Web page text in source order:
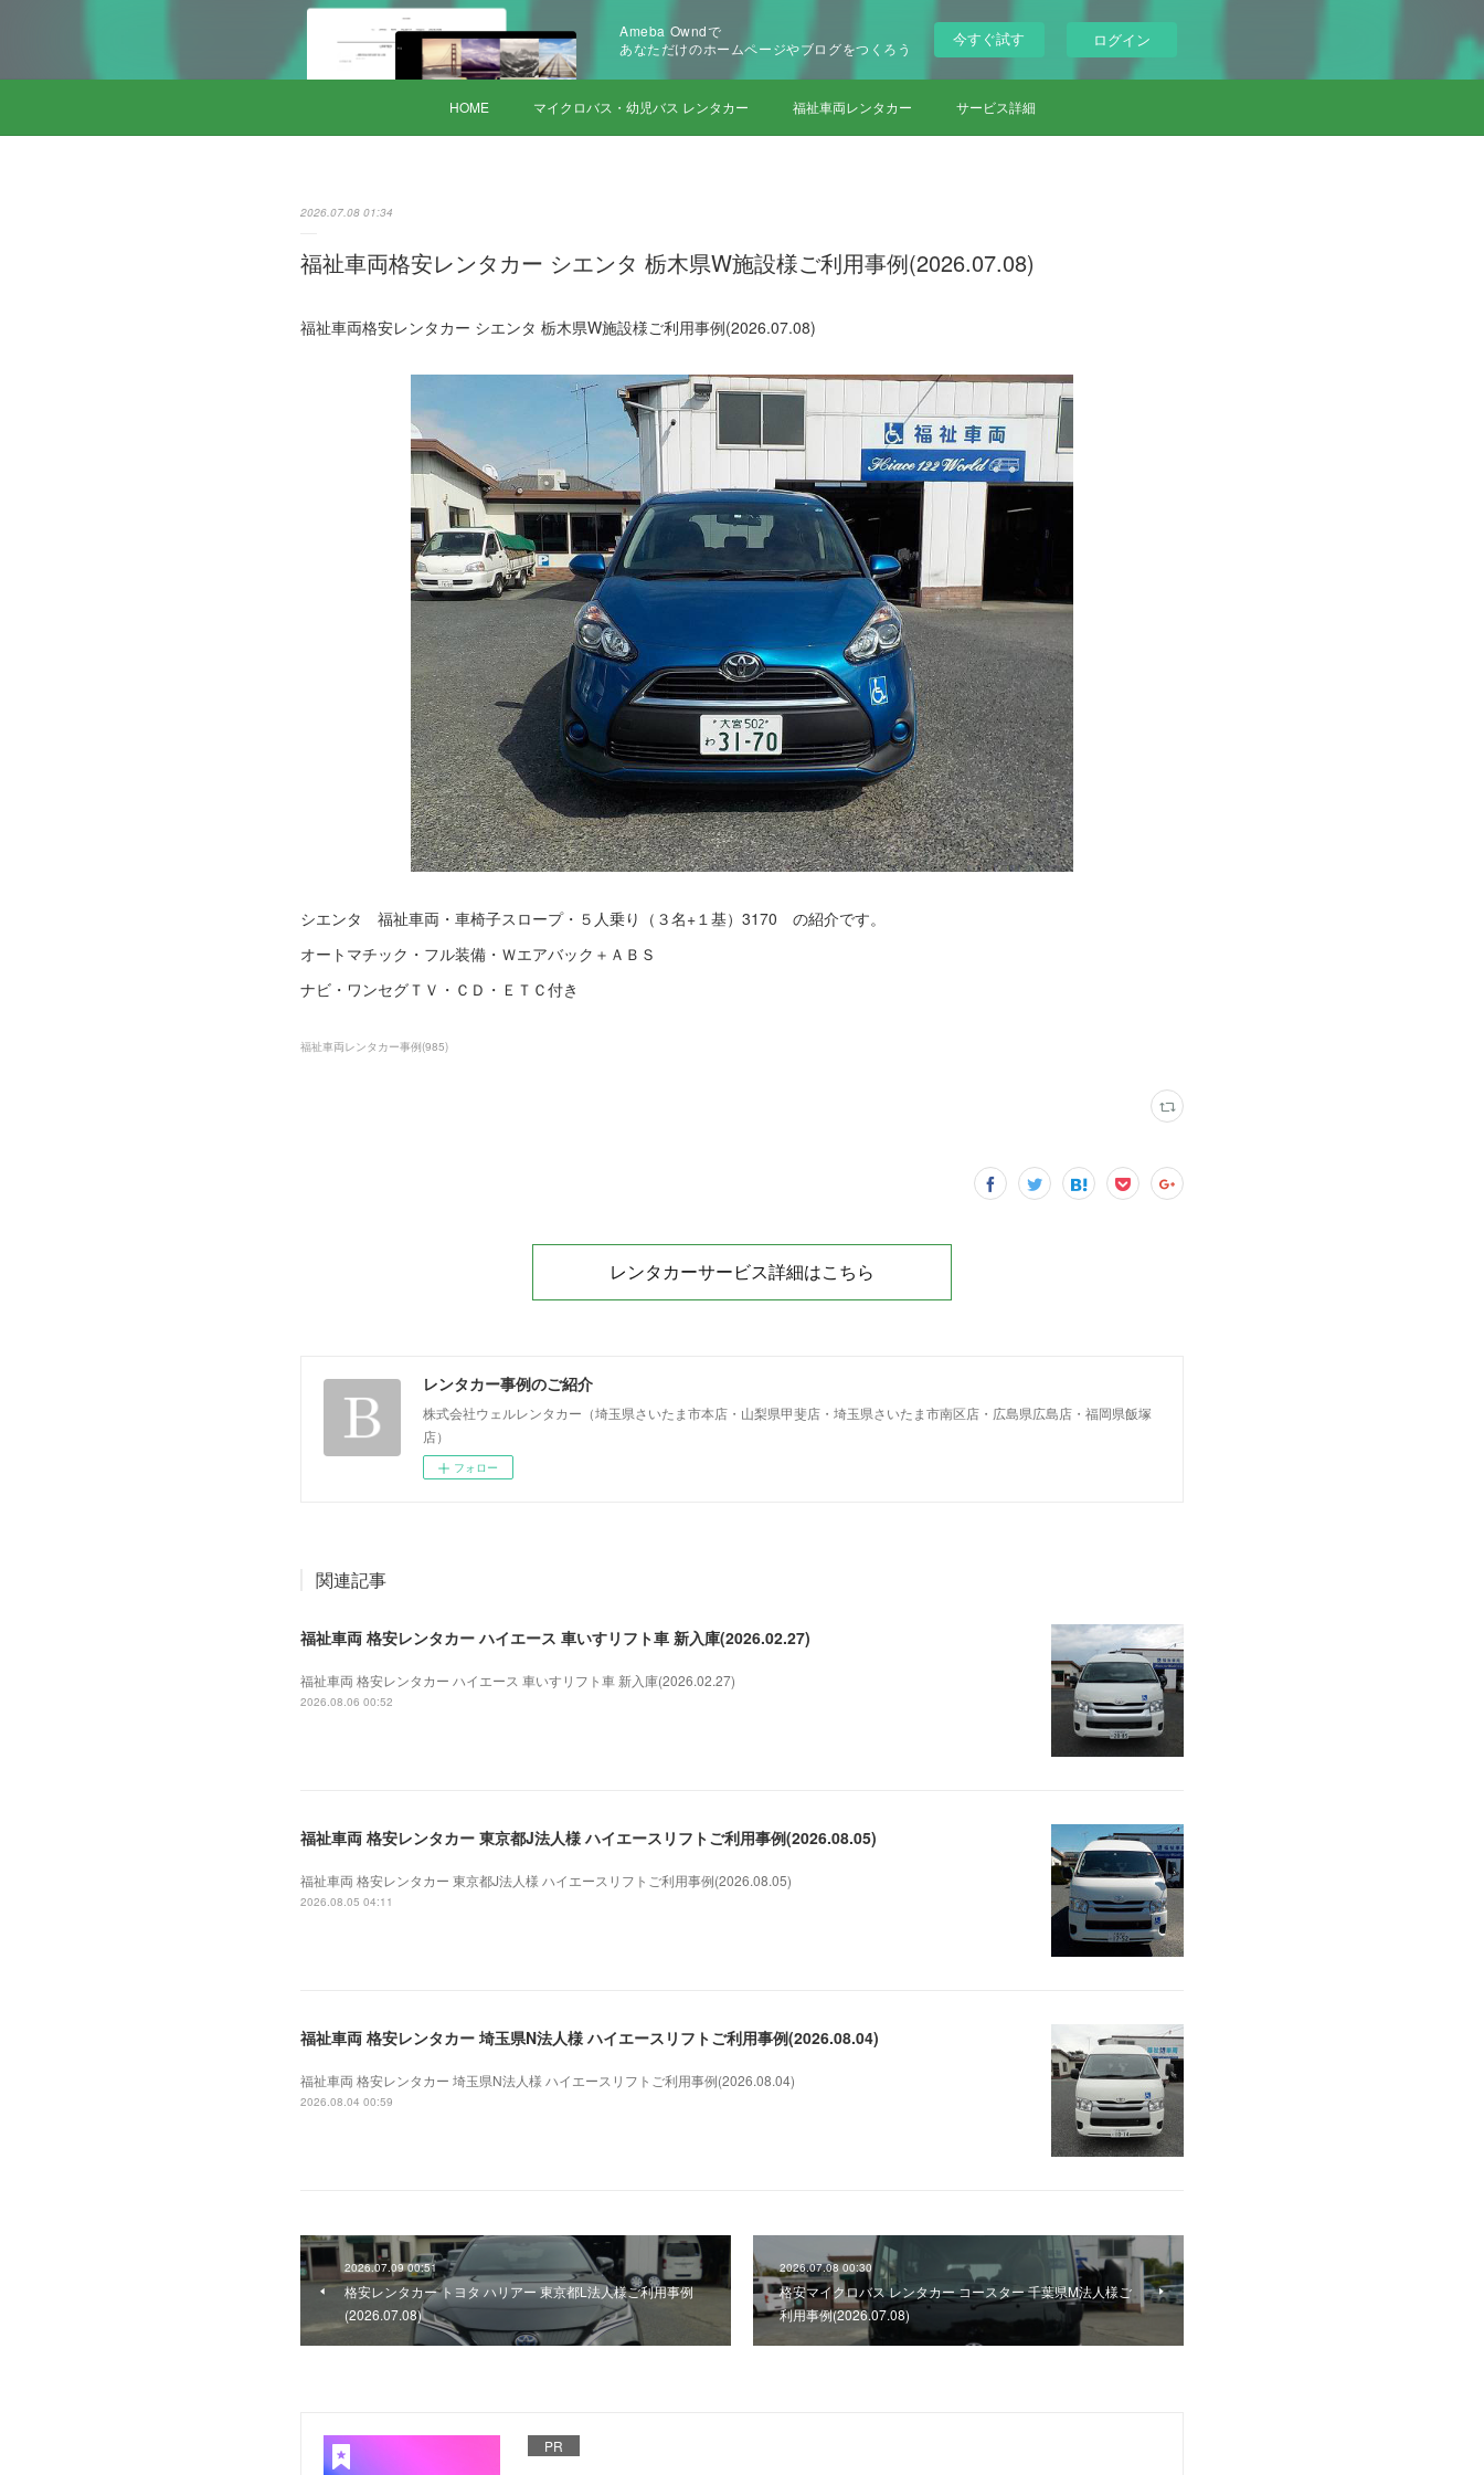
Ameba Owndで
あなただけのホームページやブログをつくろう
今すぐ試す ログイン
HOME マイクロバス・幼児バス レンタカー 福祉車両レンタカー サービス詳細
2026.07.08 01:34
福祉車両格安レンタカー シエンタ 栃木県W施設様ご利用事例(2026.07.08)
福祉車両格安レンタカー シエンタ 栃木県W施設様ご利用事例(2026.07.08)
シエンタ 福祉車両・車椅子スロープ・５人乗り（３名+１基）3170 の紹介です。
オートマチック・フル装備・Ｗエアバック＋ＡＢＳ
ナビ・ワンセグＴＶ・ＣＤ・ＥＴＣ付き
福祉車両レンタカー事例(985)
レンタカーサービス詳細はこちら
レンタカー事例のご紹介
株式会社ウェルレンタカー（埼玉県さいたま市本店・山梨県甲斐店・埼玉県さいたま市南区店・広島県広島店・福岡県飯塚
店）
フォロー
関連記事
福祉車両 格安レンタカー ハイエース 車いすリフト車 新入庫(2026.02.27)
福祉車両 格安レンタカー ハイエース 車いすリフト車 新入庫(2026.02.27)
2026.08.06 00:52
福祉車両 格安レンタカー 東京都J法人様 ハイエースリフトご利用事例(2026.08.05)
福祉車両 格安レンタカー 東京都J法人様 ハイエースリフトご利用事例(2026.08.05)
2026.08.05 04:11
福祉車両 格安レンタカー 埼玉県N法人様 ハイエースリフトご利用事例(2026.08.04)
福祉車両 格安レンタカー 埼玉県N法人様 ハイエースリフトご利用事例(2026.08.04)
2026.08.04 00:59
2026.07.09 00:51
格安レンタカー トヨタ ハリアー 東京都L法人様ご利用事例
(2026.07.08)
2026.07.08 00:30
格安マイクロバス レンタカー コースター 千葉県M法人様ご
利用事例(2026.07.08)
PR